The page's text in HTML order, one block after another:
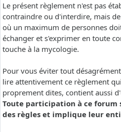
Le présent règlement n'est pas
contraindre ou d'interdire, mais
où un maximum de personnes
échanger et s'exprimer en toute
touche à la mycologie.
Pour vous éviter tout
lire attentivement ce règlement
proprement dites, contient aussi
Toute participation à ce forum
des règles et implique leur